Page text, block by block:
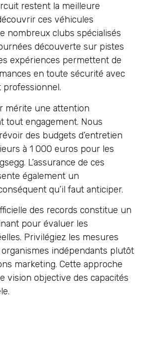
restent la meilleure
ces véhicules
nombreux clubs spécialisés
découverte sur pistes
expériences permettent de
en toute sécurité avec
mérite une attention
tout engagement. Nous
des budgets d’entretien
à 1 000 euros pour les
L’assurance de ces
également un
qu’il faut anticiper.
des records constitue un
pour évaluer les
Privilégiez les mesures
indépendants plutôt
marketing. Cette approche
vision objective des capacités